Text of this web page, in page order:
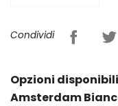
Condividi
Opzioni
Amsterdam